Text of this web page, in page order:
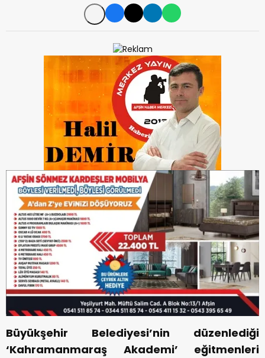
Büyükşehir Belediyesi’nin düzenlediği
‘Kahramanmaraş Akademi’ eğitmenleri